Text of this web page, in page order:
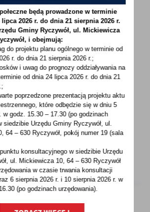
o wydaniu decyzji
o wydanie decyzji w sprawie
inwestycji celu publicznego
będą prowadzone w terminie
2026 r. do dnia 21 sierpnia 2026 r.
Gminy Ryczywół, ul. Mickiewicza
i obejmują:
do projektu planu ogólnego w terminie od
r. do dnia 21 sierpnia 2026 r.;
i uwag do prognozy oddziaływania na
od dnia 24 lipca 2026 r. do dnia 21
poprzedzone prezentacją projektu aktu
które odbędzie się w dniu 5
w godz. 15.30 – 17.30 (po godzinach
siedzibie Urzędu Gminy Ryczywół, ul.
64 – 630 Ryczywół, pokójnumer 19 (sala
konsultacyjnego w siedzibie Urzędu
ul. Mickiewicza 10, 64 – 630 Ryczywół
w czasie trwania konsultacji
6 sierpnia 2026 r. i 10 sierpnia 2026 r. w
(po godzinachurzędowania).